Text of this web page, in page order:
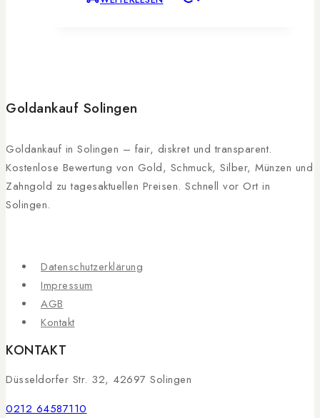
Goldankauf Solingen
Goldankauf in Solingen – fair, diskret und transparent.
Kostenlose Bewertung von Gold, Schmuck, Silber, Münzen und
Zahngold zu tagesaktuellen Preisen. Schnell vor Ort in
Solingen.
Datenschutzerklärung
Impressum
AGB
Kontakt
KONTAKT
Düsseldorfer Str. 32, 42697 Solingen
0212 64587110